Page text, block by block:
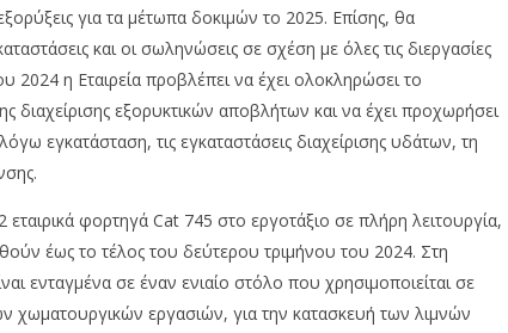
για τα μέτωπα δοκιμών το 2025. Επίσης, θα
και οι σωληνώσεις σε σχέση με όλες τις διεργασίες
η Εταιρεία προβλέπει να έχει ολοκληρώσει το
εξορυκτικών αποβλήτων και να έχει προχωρήσει
εγκατάσταση, τις εγκαταστάσεις διαχείρισης υδάτων, τη
εταιρικά φορτηγά Cat 745 στο εργοτάξιο σε πλήρη λειτουργία,
έως το τέλος του δεύτερου τριμήνου του 2024. Στη
ενταγμένα σε έναν ενιαίο στόλο που χρησιμοποιείται σε
χωματουργικών εργασιών, για την κατασκευή των λιμνών